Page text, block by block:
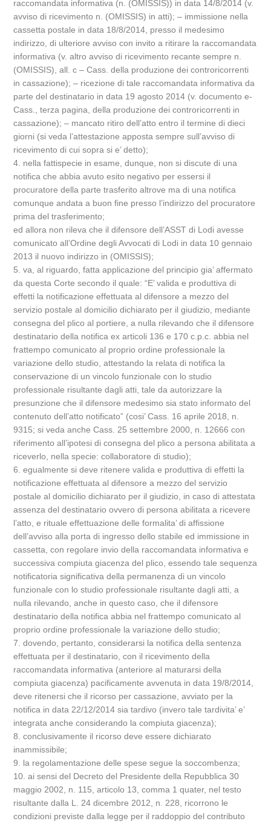
raccomandata informativa (n. (OMISSIS)) in data 14/8/2014 (v.
avviso di ricevimento n. (OMISSIS) in atti); – immissione nella
cassetta postale in data 18/8/2014, presso il medesimo
indirizzo, di ulteriore avviso con invito a ritirare la raccomandata
informativa (v. altro avviso di ricevimento recante sempre n.
(OMISSIS), all. c – Cass. della produzione dei controricorrenti
in cassazione); – ricezione di tale raccomandata informativa da
parte del destinatario in data 19 agosto 2014 (v. documento e-
Cass., terza pagina, della produzione dei controricorrenti in
cassazione); – mancato ritiro dell’atto entro il termine di dieci
giorni (si veda l’attestazione apposta sempre sull’avviso di
ricevimento di cui sopra si e’ detto);
4. nella fattispecie in esame, dunque, non si discute di una
notifica che abbia avuto esito negativo per essersi il
procuratore della parte trasferito altrove ma di una notifica
comunque andata a buon fine presso l’indirizzo del procuratore
prima del trasferimento;
ed allora non rileva che il difensore dell’ASST di Lodi avesse
comunicato all’Ordine degli Avvocati di Lodi in data 10 gennaio
2013 il nuovo indirizzo in (OMISSIS);
5. va, al riguardo, fatta applicazione del principio gia’ affermato
da questa Corte secondo il quale: “E’ valida e produttiva di
effetti la notificazione effettuata al difensore a mezzo del
servizio postale al domicilio dichiarato per il giudizio, mediante
consegna del plico al portiere, a nulla rilevando che il difensore
destinatario della notifica ex articoli 136 e 170 c.p.c. abbia nel
frattempo comunicato al proprio ordine professionale la
variazione dello studio, attestando la relata di notifica la
conservazione di un vincolo funzionale con lo studio
professionale risultante dagli atti, tale da autorizzare la
presunzione che il difensore medesimo sia stato informato del
contenuto dell’atto notificato” (cosi’ Cass. 16 aprile 2018, n.
9315; si veda anche Cass. 25 settembre 2000, n. 12666 con
riferimento all’ipotesi di consegna del plico a persona abilitata a
riceverlo, nella specie: collaboratore di studio);
6. egualmente si deve ritenere valida e produttiva di effetti la
notificazione effettuata al difensore a mezzo del servizio
postale al domicilio dichiarato per il giudizio, in caso di attestata
assenza del destinatario ovvero di persona abilitata a ricevere
l’atto, e rituale effettuazione delle formalita’ di affissione
dell’avviso alla porta di ingresso dello stabile ed immissione in
cassetta, con regolare invio della raccomandata informativa e
successiva compiuta giacenza del plico, essendo tale sequenza
notificatoria significativa della permanenza di un vincolo
funzionale con lo studio professionale risultante dagli atti, a
nulla rilevando, anche in questo caso, che il difensore
destinatario della notifica abbia nel frattempo comunicato al
proprio ordine professionale la variazione dello studio;
7. dovendo, pertanto, considerarsi la notifica della sentenza
effettuata per il destinatario, con il ricevimento della
raccomandata informativa (anteriore al maturarsi della
compiuta giacenza) pacificamente avvenuta in data 19/8/2014,
deve ritenersi che il ricorso per cassazione, avviato per la
notifica in data 22/12/2014 sia tardivo (invero tale tardivita’ e’
integrata anche considerando la compiuta giacenza);
8. conclusivamente il ricorso deve essere dichiarato
inammissibile;
9. la regolamentazione delle spese segue la soccombenza;
10. ai sensi del Decreto del Presidente della Repubblica 30
maggio 2002, n. 115, articolo 13, comma 1 quater, nel testo
risultante dalla L. 24 dicembre 2012, n. 228, ricorrono le
condizioni previste dalla legge per il raddoppio del contributo